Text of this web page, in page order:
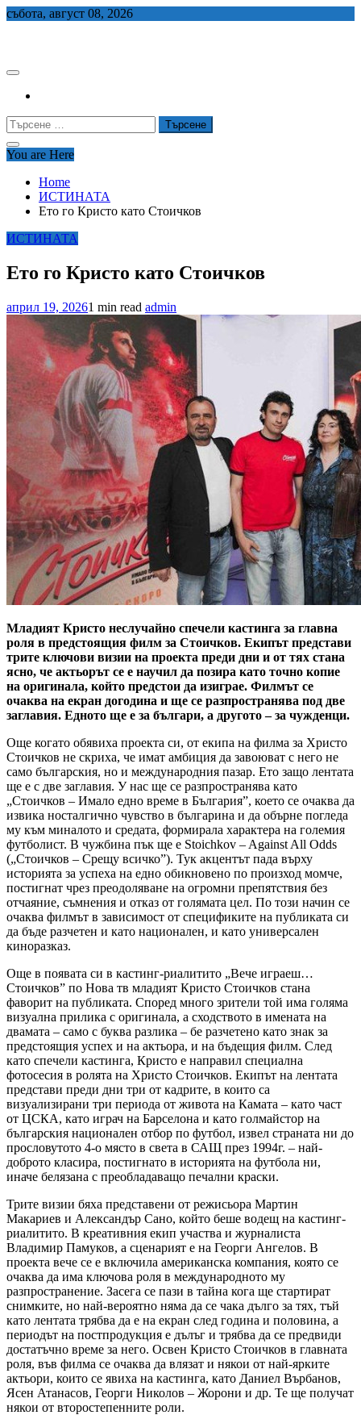
Skip
събота, август 08, 2026
Търсене
за:
You are Here
Home
ИСТИНАТА
Ето го Кристо като Стоичков
ИСТИНАТА
Ето го Кристо като Стоичков
април 19, 20261 min read admin
Младият Кристо неслучайно спечели кастинга за главна
роля в предстоящия филм за Стоичков. Екипът представи
трите ключови визии на проекта преди дни и от тях стана
ясно, че актьорът се е научил да позира като точно копие
на оригинала, който предстои да изиграе. Филмът се
очаква на екран догодина и ще се разпространява под две
заглавия. Едното ще е за българи, а другото – за чужденци.
Още когато обявиха проекта си, от екипа на филма за Христо
Стоичков не скриха, че имат амбиция да завоюват с него не
само българския, но и международния пазар. Ето защо лентата
ще е с две заглавия. У нас ще се разпространява като
„Стоичков – Имало едно време в България”, което се очаква да
извика носталгично чувство в българина и да обърне погледа
му към миналото и средата, формирала характера на големия
футболист. В чужбина пък ще е Stoichkov – Against All Odds
(„Стоичков – Срещу всичко”). Тук акцентът пада върху
историята за успеха на едно обикновено по произход момче,
постигнат чрез преодоляване на огромни препятствия без
отчаяние, съмнения и отказ от голямата цел. По този начин се
очаква филмът в зависимост от спецификите на публиката си
да бъде разчетен и като национален, и като универсален
киноразказ.
Още в появата си в кастинг-риалитито „Вече играеш…
Стоичков” по Нова тв младият Кристо Стоичков стана
фаворит на публиката. Според много зрители той има голяма
визуална прилика с оригинала, а сходството в имената на
двамата – само с буква разлика – бе разчетено като знак за
предстоящия успех и на актьора, и на бъдещия филм. След
като спечели кастинга, Кристо е направил специална
фотосесия в ролята на Христо Стоичков. Екипът на лентата
представи преди дни три от кадрите, в които са
визуализирани три периода от живота на Камата – като част
от ЦСКА, като играч на Барселона и като голмайстор на
българския национален отбор по футбол, извел страната ни до
прословутото 4-о място в света в САЩ през 1994г. – най-
доброто класира, постигнато в историята на футбола ни,
иначе белязана с преобладаващо печални краски.
Трите визии бяха представени от режисьора Мартин
Макариев и Александър Сано, който беше водещ на кастинг-
риалитито. В креативния екип участва и журналиста
Владимир Памуков, а сценарият е на Георги Ангелов. В
проекта вече се е включила американска компания, която се
очаква да има ключова роля в международното му
разпространение. Засега се пази в тайна кога ще стартират
снимките, но най-вероятно няма да се чака дълго за тях, тъй
като лентата трябва да е на екран след година и половина, а
периодът на постпродукция е дълъг и трябва да се предвиди
достатъчно време за него. Освен Кристо Стоичков в главната
роля, във филма се очаква да влязат и някои от най-ярките
актьори, които се явиха на кастинга, като Даниел Върбанов,
Ясен Атанасов, Георги Николов – Жорони и др. Те ще получат
някои от второстепенните роли.